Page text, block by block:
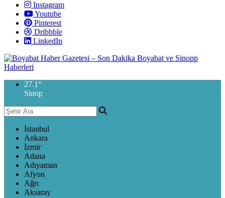
Instagram
Youtube
Pinterest
Dribbble
LinkedIn
27.1 °
Sinop
İstanbul
Ankara
İzmir
Adana
Adıyaman
Afyon
Ağrı
Aksaray